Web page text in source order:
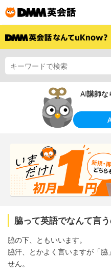
AI講師な
脇って英語でなんて言う
脇の下、ともいいます。
脇汗、とかよく言いますが「
せん。